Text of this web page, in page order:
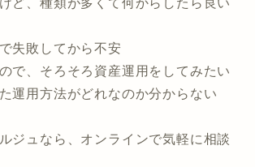
ェルジュ」！今なら面談でAmazon
円分プレゼント！
る方におすすめのサービスです。
ど、種類が多くて何からしたら良い
敗してから不安